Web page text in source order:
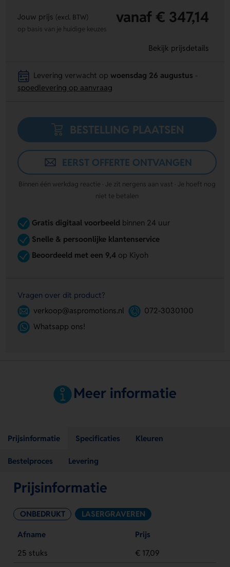
Jouw prijs (excl. BTW) vanaf € 347,14
op basis van je huidige keuzes
Bekijk prijsdetails
Levering verwacht op woensdag 26 augustus
spoedlevering op aanvraag
BESTELLING PLAATSEN
EERST OFFERTE ONTVANGEN
Binnen één werkdag reactie · Je zit nergens aan vast · Je hoeft nog
niet te betalen
Gratis digitaal voorbeeld binnen 24 uur
Snelle & persoonlijke klantenservice
Beoordeeld met een 9,4op Kiyoh
Vragen over dit product?
verkoop@aspromotions.nl
072-3030100
Whatsapp ons!
Meer informatie
Prijsinformatie Specificaties Kleuren
Bestelproces Levering
Prijsinformatie
ONBEDRUKT LASERGRAVEREN
Afname
Prijs
25 stuks
€ 17,09